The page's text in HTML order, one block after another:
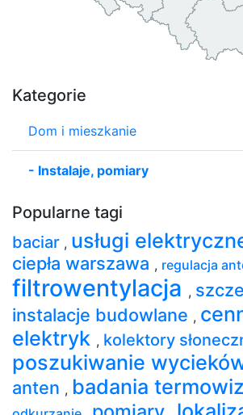
Kategorie
Dom i mieszkanie
- Instalaje, pomiary
Popularne tagi
baciar , usługi
ciepła warszawa , regulacja
filtrowentylacja ,
instalacje budowlane ,
elektryk , kolektory
poszukiwanie
anten , badania